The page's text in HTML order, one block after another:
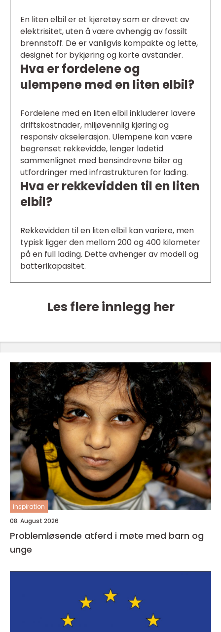
En liten elbil er et kjøretøy som er drevet av
elektrisitet, uten å være avhengig av fossilt
brennstoff. De er vanligvis kompakte og lette,
designet for bykjøring og korte avstander.
Hva er fordelene og
ulempene med en liten elbil?
Fordelene med en liten elbil inkluderer lavere
driftskostnader, miljøvennlig kjøring og
responsiv akselerasjon. Ulempene kan være
begrenset rekkevidde, lenger ladetid
sammenlignet med bensindrevne biler og
utfordringer med infrastrukturen for lading.
Hva er rekkevidden til en liten
elbil?
Rekkevidden til en liten elbil kan variere, men
typisk ligger den mellom 200 og 400 kilometer
på en full lading. Dette avhenger av modell og
batterikapasitet.
Les flere innlegg her
inspiration
08. August 2026
Problemløsende atferd i møte med barn og
unge